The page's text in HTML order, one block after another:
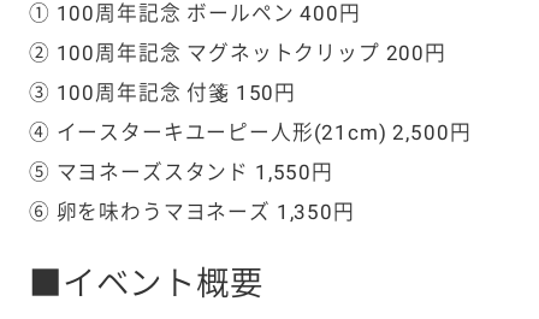
① 100周年記念 ボールペン 400円
② 100周年記念 マグネットクリップ 200円
③ 100周年記念 付箋 150円
④ イースターキユーピー人形(21cm) 2,500円
⑤ マヨネーズスタンド 1,550円
⑥ 卵を味わうマヨネーズ 1,350円
■イベント概要